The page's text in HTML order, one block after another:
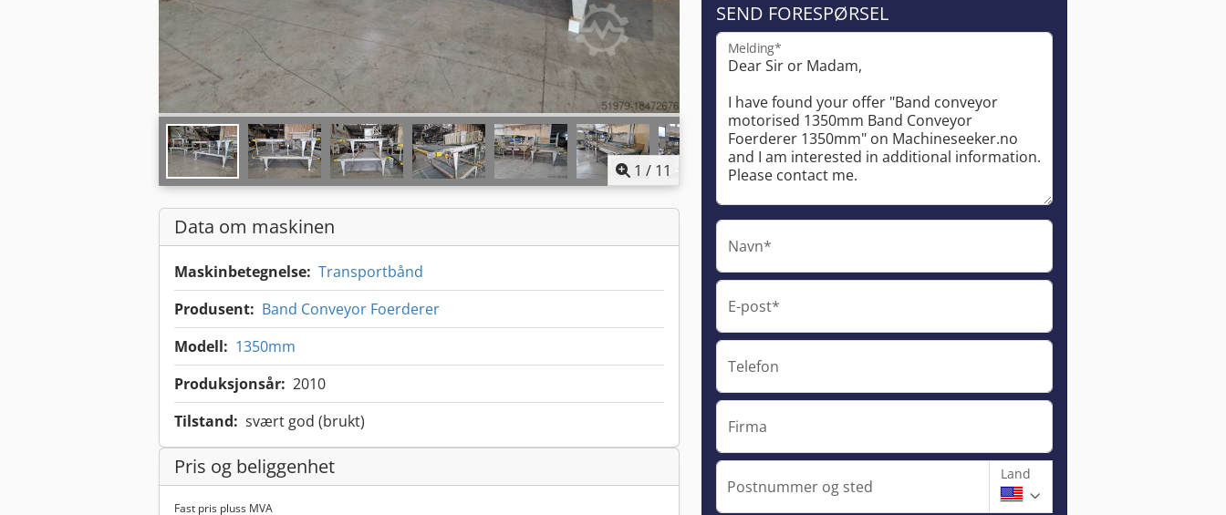
1 / 11
Data om maskinen
Maskinbetegnelse: Transportbånd
Produsent: Band Conveyor Foerderer
Modell: 1350mm
Produksjonsår: 2010
Tilstand: svært god (brukt)
Pris og beliggenhet
Fast pris pluss MVA
SEND FORESPØRSEL
Melding*
Navn*
E-post*
Telefon
Firma
Postnummer og sted
Land